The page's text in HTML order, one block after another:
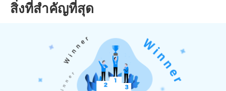
สิ่งที่สำคัญที่สุด